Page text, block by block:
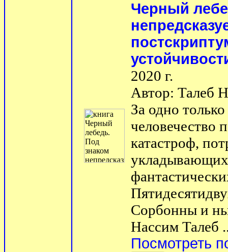
Черный
2020 г.
Автор: Талеб
За одно
человечество
катастроф,
Сорбонны и
Нассим Талеб
Посмотреть